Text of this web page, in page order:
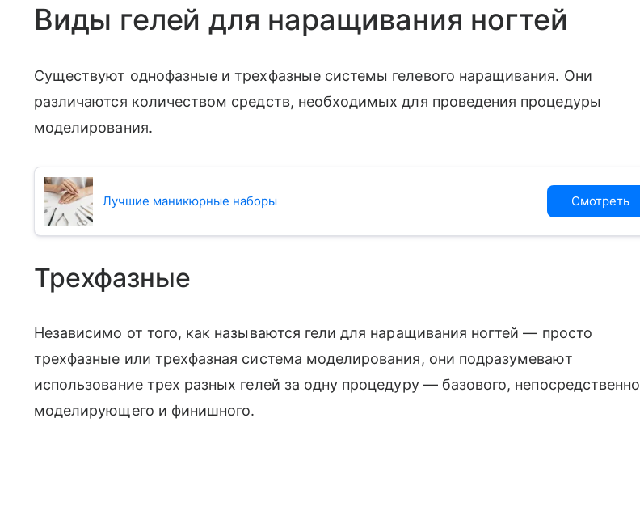
Виды гелей для наращивания ногтей
Существуют однофазные и трехфазные системы гелевого наращивания. Они
различаются количеством средств, необходимых для проведения процедуры
моделирования.
Лучшие маникюрные наборы Смотреть
Трехфазные
Независимо от того, как называются гели для наращивания ногтей — просто
трехфазные или трехфазная система моделирования, они подразумевают
использование трех разных гелей за одну процедуру — базового, непосредственно
моделирующего и финишного.